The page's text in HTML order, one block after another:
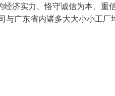
济实力、恪守诚信为本、重
与广东省内诸多大大小小工厂